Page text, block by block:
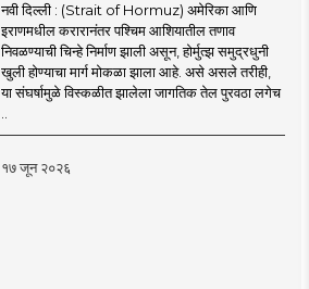
नवी दिल्ली : (Strait of Hormuz) अमेरिका आणि
इराणमधील करारानंतर पश्चिम आशियातील तणाव
निवळण्याची चिन्हे निर्माण झाली असून, होर्मुत्झ समुद्रधुनी
खुली होण्याचा मार्ग मोकळा झाला आहे. असे असले तरीही,
या संघर्षामुळे विस्कळीत झालेला जागतिक तेल पुरवठा लगेच
१७ जून २०२६